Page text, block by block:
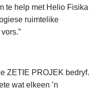
te help met Helio Fisika
ruimtelike
ZETIE PROJEK bedryf.
wat elkeen ’n